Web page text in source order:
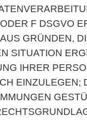
F DSGVO
GRÜNDEN,
SITUATION
IHRER
EINZULEGEN;